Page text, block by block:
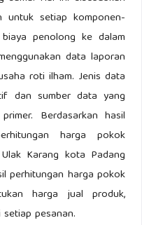
untuk setiap komponen-
penolong ke dalam
data laporan
roti ilham. Jenis data
dan sumber data yang
Berdasarkan hasil
harga pokok
Karang kota Padang
perhitungan harga pokok
harga jual produk,
pesanan.